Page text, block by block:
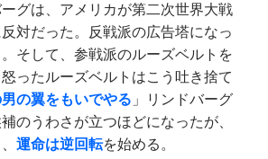
グは、アメリカが第二次世界大戦
対だった。反戦派の広告塔になっ
そして、参戦派のルーズベルトを
ったルーズベルトはこう吐き捨て
の翼をもいでやる 」リンドバーグ
のうわさが立つほどになったが、
運命は逆回転を始める。